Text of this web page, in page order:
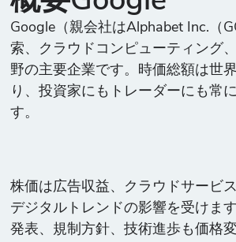
Google（親会社はAlphabet Inc.（
索、クラウドコンピューティング
野の主要企業です。時価総額は世
り、投資家にもトレーダーにも常
す。
株価は広告収益、クラウドサービ
デジタルトレンドの影響を受けま
発表、規制方針、技術進歩も価格